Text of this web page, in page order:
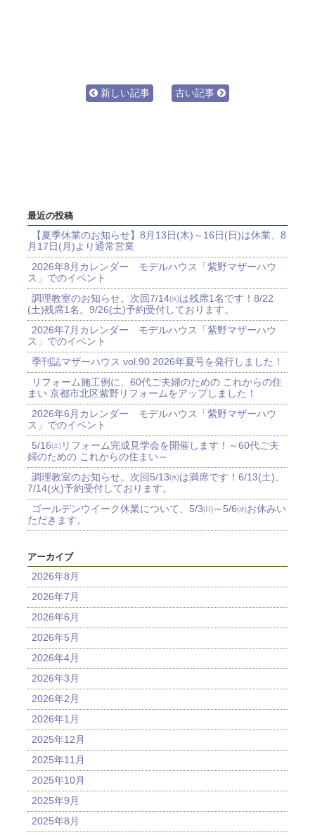
新しい記事 古い記事
最近の投稿
【夏季休業のお知らせ】8月13日(木)～16日(日)は休業、8
月17日(月)より通常営業
2026年8月カレンダー モデルハウス「紫野マザーハウ
ス」でのイベント
調理教室のお知らせ。次回7/14㈫は残席1名です！8/22
(土)残席1名。9/26(土)予約受付しております。
2026年7月カレンダー モデルハウス「紫野マザーハウ
ス」でのイベント
季刊誌マザーハウス vol.90 2026年夏号を発行しました！
リフォーム施工例に、60代ご夫婦のための これからの住
まい 京都市北区紫野リフォームをアップしました！
2026年6月カレンダー モデルハウス「紫野マザーハウ
ス」でのイベント
5/16㈯リフォーム完成見学会を開催します！～60代ご夫
婦のための これからの住まい～
調理教室のお知らせ。次回5/13㈬は満席です！6/13(土)、
7/14(火)予約受付しております。
ゴールデンウイーク休業について、5/3㈰～5/6㈬お休みい
ただきます。
アーカイブ
2026年8月
2026年7月
2026年6月
2026年5月
2026年4月
2026年3月
2026年2月
2026年1月
2025年12月
2025年11月
2025年10月
2025年9月
2025年8月